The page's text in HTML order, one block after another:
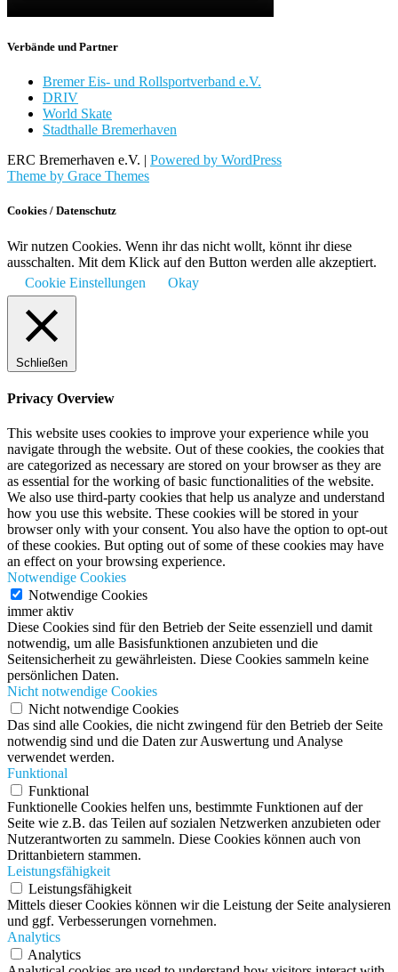
Verbände und Partner
Bremer Eis- und Rollsportverband e.V.
DRIV
World Skate
Stadthalle Bremerhaven
ERC Bremerhaven e.V. | Powered by WordPress
Theme by Grace Themes
Cookies / Datenschutz
Wir nutzen Cookies. Wenn ihr das nicht wollt, könnt ihr diese
ausschalten. Mit dem Klick auf den Button werden alle akzeptiert.
Cookie Einstellungen
Okay
Schließen
Privacy Overview
This website uses cookies to improve your experience while you
navigate through the website. Out of these cookies, the cookies that
are categorized as necessary are stored on your browser as they are
as essential for the working of basic functionalities of the website.
We also use third-party cookies that help us analyze and understand
how you use this website. These cookies will be stored in your
browser only with your consent. You also have the option to opt-out
of these cookies. But opting out of some of these cookies may have
an effect on your browsing experience.
Notwendige Cookies
Notwendige Cookies
immer aktiv
Diese Cookies sind für den Betrieb der Seite essenziell und damit
notwendig, um alle Basisfunktionen anzubieten und die
Seitensicherheit zu gewährleisten. Diese Cookies sammeln keine
persönlichen Daten.
Nicht notwendige Cookies
Nicht notwendige Cookies
Das sind alle Cookies, die nicht zwingend für den Betrieb der Seite
notwendig sind und die Daten zur Auswertung und Analyse
verwendet werden.
Funktional
Funktional
Funktionelle Cookies helfen uns, bestimmte Funktionen auf der
Seite wie z.B. das Teilen auf sozialen Netzwerken anzubieten oder
Nutzerantworten zu sammeln. Diese Cookies können auch von
Drittanbietern stammen.
Leistungsfähigkeit
Leistungsfähigkeit
Mittels dieser Cookies können wir die Leistung der Seite analysieren
und ggf. Verbesserungen vornehmen.
Analytics
Analytics